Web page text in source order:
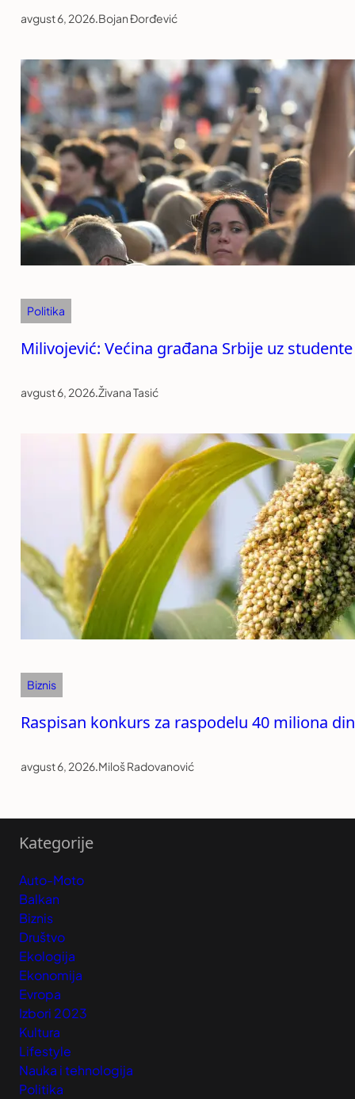
avgust 6, 2026.Bojan Đorđević
Politika
Milivojević: Većina građana Srbije uz studente
avgust 6, 2026.Živana Tasić
Biznis
Raspisan konkurs za raspodelu 40 miliona
avgust 6, 2026.Miloš Radovanović
Kategorije
Auto-Moto
Balkan
Biznis
Društvo
Ekologija
Ekonomija
Evropa
Izbori 2023
Kultura
Lifestyle
Nauka i tehnologija
Politika